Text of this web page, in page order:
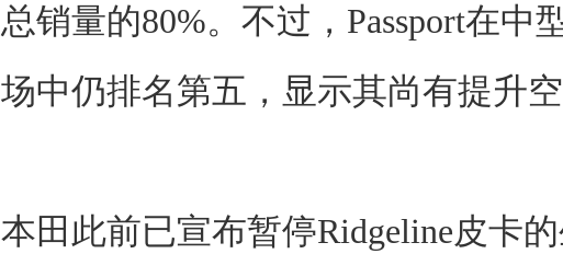
总销量的80%。不过，Passport在中
场中仍排名第五，显示其尚有提升空
本田此前已宣布暂停Ridgeline皮卡